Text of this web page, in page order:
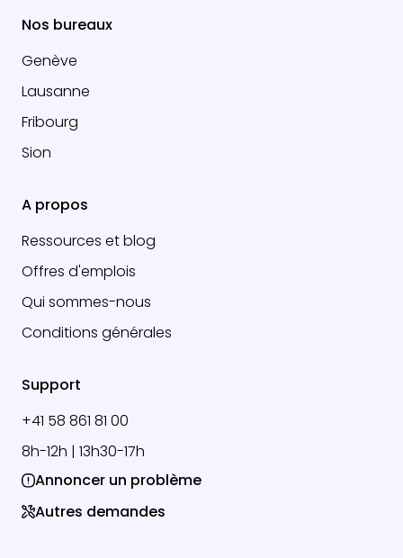
Nos bureaux
Genève
Lausanne
Fribourg
Sion
A propos
Ressources et blog
Offres d'emplois
Qui sommes-nous
Conditions générales
Support
+41 58 861 81 00
8h-12h | 13h30-17h
Annoncer un problème
Autres demandes